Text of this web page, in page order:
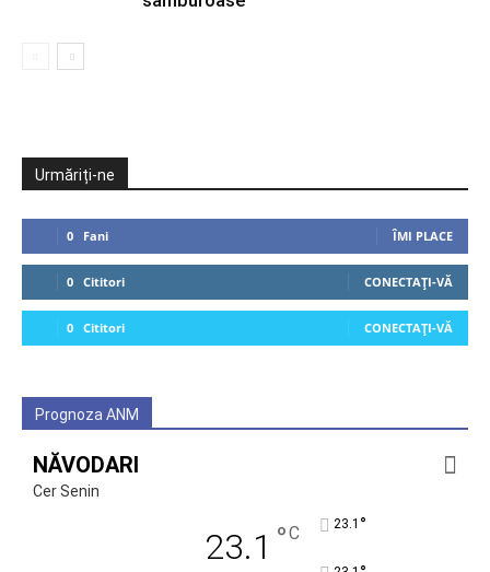
Urmăriți-ne
0 Fani ÎMI PLACE
0 Cititori CONECTAȚI-VĂ
0 Cititori CONECTAȚI-VĂ
Prognoza ANM
NĂVODARI
Cer Senin
23.1 °C 23.1 °